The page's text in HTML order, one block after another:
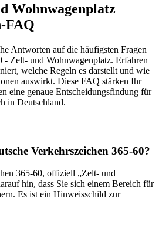
Wohnwagenplatz
FAQ
Antworten auf die häufigsten Fragen
- Zelt- und Wohnwagenplatz. Erfahren
welche Regeln es darstellt und wie
auswirkt. Diese FAQ stärken Ihr
eine genaue Entscheidungsfindung für
in Deutschland.
Verkehrszeichen 365-60?
365-60, offiziell „Zelt- und
hin, dass Sie sich einem Bereich für
Es ist ein Hinweisschild zur